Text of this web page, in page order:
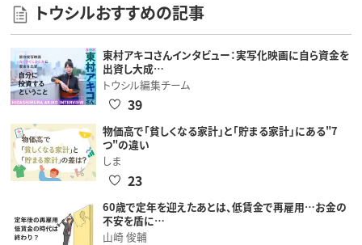
トウシルおすすめの記事
東村アキコさんインタビュー：実写化映画に自ら資金を
出資し大成…
トウシル編集チーム
39
物価高で「貧しくなる家計」と「貯まる家計」にある"7
つ"の違い
しま
23
60歳で定年を迎えたあとは、低賃金で再雇用…お金の
不安を盾に…
山崎 俊輔